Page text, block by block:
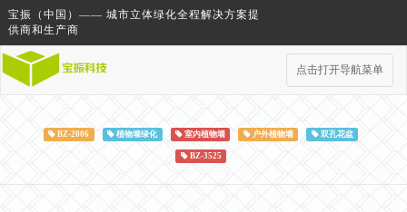
宝振（中国）—— 城市立体绿化全程解决方案提
供商和生产商
点击打开导航菜单
BZ-2006 植物墙绿化 室内植物墙 户外植物墙 双孔花盆
BZ-3525